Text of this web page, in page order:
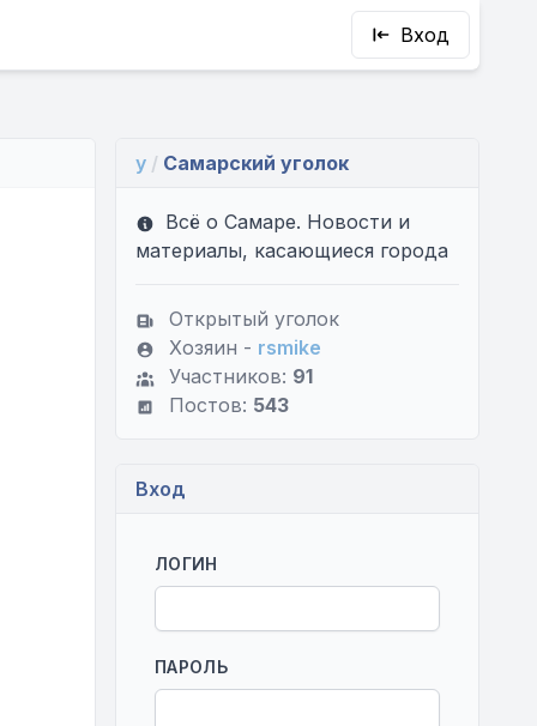
Вход
y / Самарский уголок
Всё о Самаре. Новости и
материалы, касающиеся города
Открытый уголок
Хозяин - rsmike
Участников: 91
Постов: 543
Вход
ЛОГИН
ПАРОЛЬ